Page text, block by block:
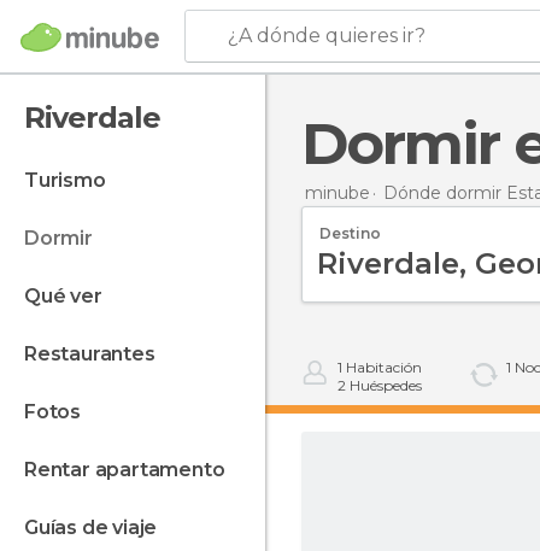
¿A dónde quieres ir?
Riverdale
turismo
dormir
qué ver
restaurantes
fotos
rentar apartamento
guías de viaje
Dormir
minube Dónde dormir
Destino
1 Habitación
2 Huéspedes
1